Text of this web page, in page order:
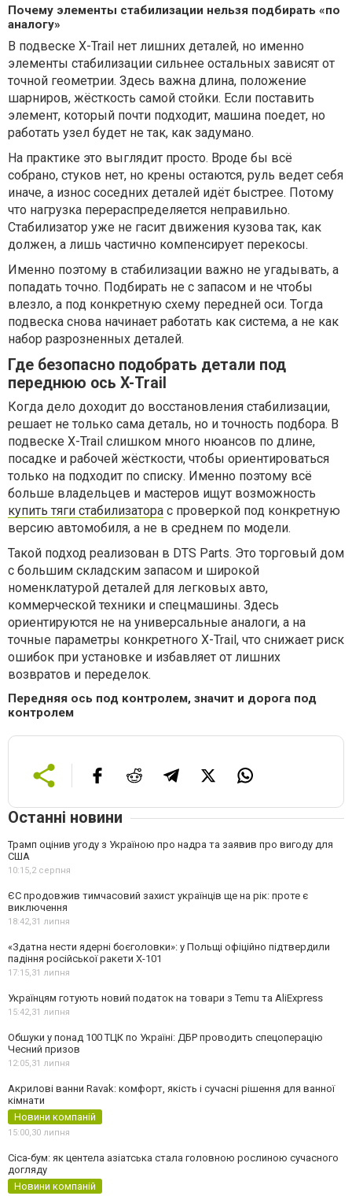
Почему элементы стабилизации нельзя подбирать «по
аналогу»
В подвеске X-Trail нет лишних деталей, но именно
элементы стабилизации сильнее остальных зависят от
точной геометрии. Здесь важна длина, положение
шарниров, жёсткость самой стойки. Если поставить
элемент, который почти подходит, машина поедет, но
работать узел будет не так, как задумано.
На практике это выглядит просто. Вроде бы всё
собрано, стуков нет, но крены остаются, руль ведет себя
иначе, а износ соседних деталей идёт быстрее. Потому
что нагрузка перераспределяется неправильно.
Стабилизатор уже не гасит движения кузова так, как
должен, а лишь частично компенсирует перекосы.
Именно поэтому в стабилизации важно не угадывать, а
попадать точно. Подбирать не с запасом и не чтобы
влезло, а под конкретную схему передней оси. Тогда
подвеска снова начинает работать как система, а не как
набор разрозненных деталей.
Где безопасно подобрать детали под
переднюю ось X-Trail
Когда дело доходит до восстановления стабилизации,
решает не только сама деталь, но и точность подбора. В
подвеске X-Trail слишком много нюансов по длине,
посадке и рабочей жёсткости, чтобы ориентироваться
только на подходит по списку. Именно поэтому всё
больше владельцев и мастеров ищут возможность
купить тяги стабилизатора с проверкой под конкретную
версию автомобиля, а не в среднем по модели.
Такой подход реализован в DTS Parts. Это торговый дом
с большим складским запасом и широкой
номенклатурой деталей для легковых авто,
коммерческой техники и спецмашины. Здесь
ориентируются не на универсальные аналоги, а на
точные параметры конкретного X-Trail, что снижает риск
ошибок при установке и избавляет от лишних
возвратов и переделок.
Передняя ось под контролем, значит и дорога под
контролем
Останні новини
Трамп оцінив угоду з Україною про надра та заявив про вигоду для
США
10:15,2 серпня
ЄС продовжив тимчасовий захист українців ще на рік: проте є
виключення
18:42,31 липня
«Здатна нести ядерні боєголовки»: у Польщі офіційно підтвердили
падіння російської ракети Х-101
17:15,31 липня
Українцям готують новий податок на товари з Temu та AliExpress
15:42,31 липня
Обшуки у понад 100 ТЦК по Україні: ДБР проводить спецоперацію
Чесний призов
12:05,31 липня
Акрилові ванни Ravak: комфорт, якість і сучасні рішення для ванної
кімнати
Новини компаній
15:00,30 липня
Cica-бум: як центела азіатська стала головною рослиною сучасного
догляду
Новини компаній